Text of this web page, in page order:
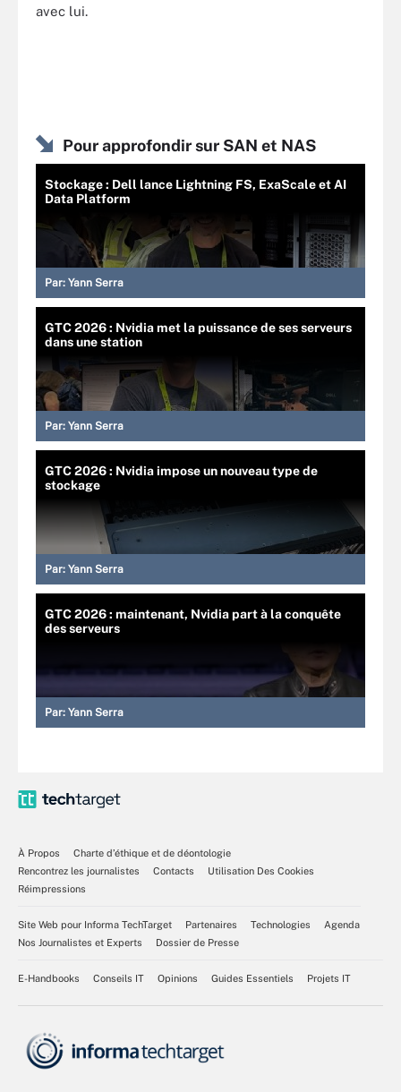
avec lui.
Pour approfondir sur SAN et NAS
Stockage : Dell lance Lightning FS, ExaScale et AI
Data Platform
Par: Yann Serra
GTC 2026 : Nvidia met la puissance de ses serveurs
dans une station
Par: Yann Serra
GTC 2026 : Nvidia impose un nouveau type de
stockage
Par: Yann Serra
GTC 2026 : maintenant, Nvidia part à la conquête
des serveurs
Par: Yann Serra
À Propos
Charte d’éthique et de déontologie
Rencontrez les journalistes
Contacts
Utilisation Des Cookies
Réimpressions
Site Web pour Informa TechTarget Partenaires Technologies
Agenda
Nos Journalistes et Experts
Dossier de Presse
E-Handbooks Conseils IT Opinions Guides Essentiels Projets IT